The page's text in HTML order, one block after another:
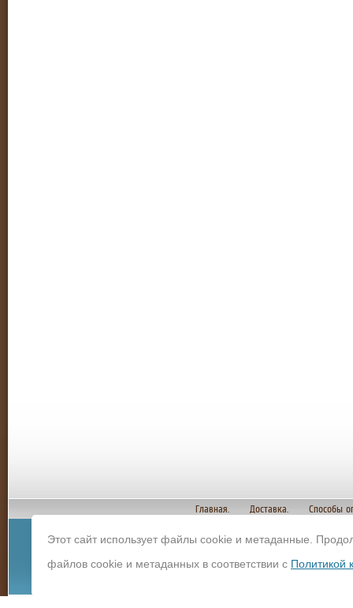
Главная. Доставка. Способы
строительных
Этот сайт использует файлы cookie и метаданные.
файлов cookie и метаданных в соответствии с Политикой